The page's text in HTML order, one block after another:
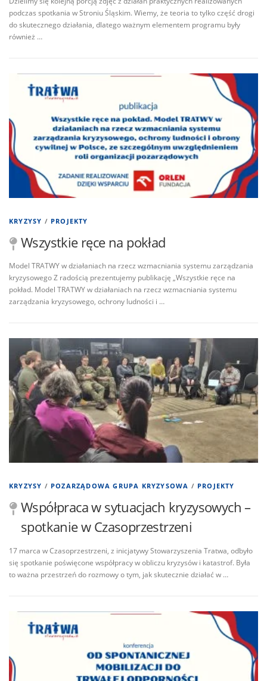
podczas spotkania w Stroniu Śląskim. Wiemy, że teoria to tylko część drogi
do skutecznego działania, dlatego ważnym elementem programu były
również …
KRYZYSY / PROJEKTY
Wszystkie ręce na pokład
Model TRATWY w działaniach na rzecz wzmacniania systemu zarządzania
kryzysowego Z radością prezentujemy publikację „Wszystkie ręce na
pokład. Model TRATWY w działaniach na rzecz wzmacniania systemu
zarządzania kryzysowego, ochrony ludności i …
KRYZYSY / POZARZĄDOWA GRUPA KRYZYSOWA / PROJEKTY
Współpraca w sytuacjach kryzysowych –
spotkanie w Czasoprzestrzeni
17 marca w Czasoprzestrzeni, z inicjatywy Stowarzyszenia Tratwa, odbyło
się spotkanie poświęcone współpracy w obliczu kryzysów i katastrof. Była
to ważna przestrzeń do rozmowy o tym, jak skutecznie działać w …